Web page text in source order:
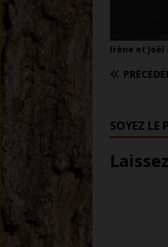
Irène et Joël
SOYEZ LE